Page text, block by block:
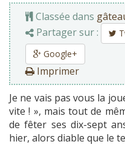
Classée dans
Partager sur :
Google+
Imprimer
Je ne vais pas vous la
vite ! », mais tout de
de fêter ses dix-sept
hier, alors diable que le